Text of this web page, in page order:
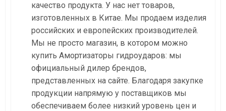
качество продукта. У нас нет товаров,
изготовленных в Китае. Мы продаем изделия
российских и европейских производителей.
Мы не просто магазин, в котором можно
купить Амортизаторы гидроударов: мы
официальный дилер брендов,
представленных на сайте. Благодаря закупке
продукции напрямую у поставщиков мы
обеспечиваем более низкий уровень цен и